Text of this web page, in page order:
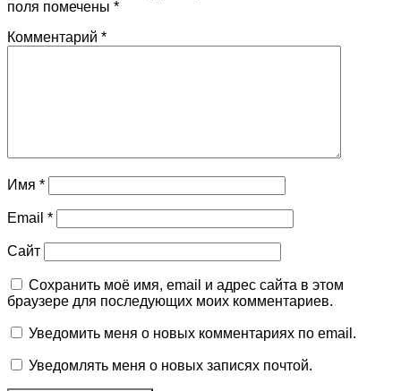
поля помечены *
Комментарий *
Имя *
Email *
Сайт
Сохранить моё имя, email и адрес сайта в этом
браузере для последующих моих комментариев.
Уведомить меня о новых комментариях по email.
Уведомлять меня о новых записях почтой.